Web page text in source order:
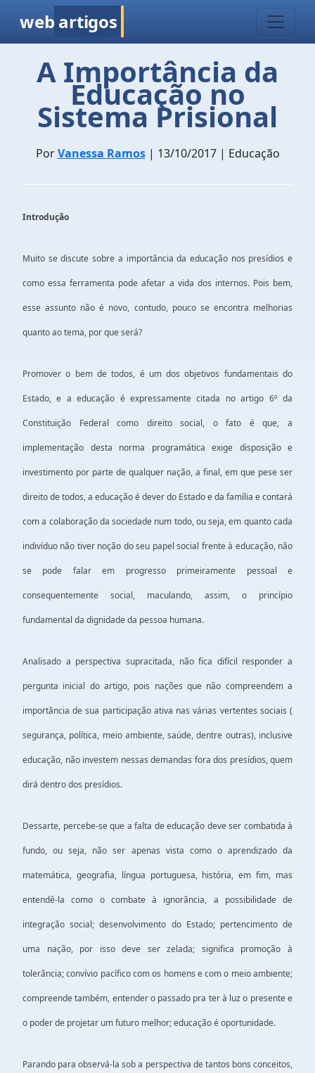
web artigos
A Importância da
Educação no
Sistema Prisional
PorVanessa Ramos| 13/10/2017 | Educação
Introdução
Muito se discute sobre a importância da educação nos presídios e
como essa ferramenta pode afetar a vida dos internos. Pois bem,
esse assunto não é novo, contudo, pouco se encontra melhorias
quanto ao tema, por que será?
Promover o bem de todos, é um dos objetivos fundamentais do
Estado, e a educação é expressamente citada no artigo 6º da
Constituição Federal como direito social, o fato é que, a
implementação desta norma programática exige disposição e
investimento por parte de qualquer nação, a final, em que pese ser
direito de todos, a educação é dever do Estado e da família e contará
com a colaboração da sociedade num todo, ou seja, em quanto cada
indivíduo não tiver noção do seu papel social frente à educação, não
se pode falar em progresso primeiramente pessoal e
consequentemente social, maculando, assim, o princípio
fundamental da dignidade da pessoa humana.
Analisado a perspectiva supracitada, não fica difícil responder a
pergunta inicial do artigo, pois nações que não compreendem a
importância de sua participação ativa nas várias vertentes sociais (
segurança, política, meio ambiente, saúde, dentre outras), inclusive
educação, não investem nessas demandas fora dos presídios, quem
dirá dentro dos presídios.
Dessarte, percebe-se que a falta de educação deve ser combatida à
fundo, ou seja, não ser apenas vista como o aprendizado da
matemática, geografia, língua portuguesa, história, em fim, mas
entendê-la como o combate à ignorância, a possibilidade de
integração social; desenvolvimento do Estado; pertencimento de
uma nação, por isso deve ser zelada; significa promoção à
tolerância; convívio pacífico com os homens e com o meio ambiente;
compreende também, entender o passado pra ter à luz o presente e
o poder de projetar um futuro melhor; educação é oportunidade.
Parando para observá-la sob a perspectiva de tantos bons conceitos,